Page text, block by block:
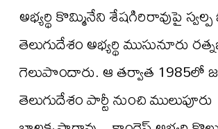
అభ్యర్థి కొమ్మినేని శేషగిరిరావుపై
తెలుగుదేశం అభ్యర్థి ముసునూరు
గెలుపొందారు. ఆ తర్వాత 1985లో
తెలుగుదేశం పార్టీ నుంచి ములుపూరు